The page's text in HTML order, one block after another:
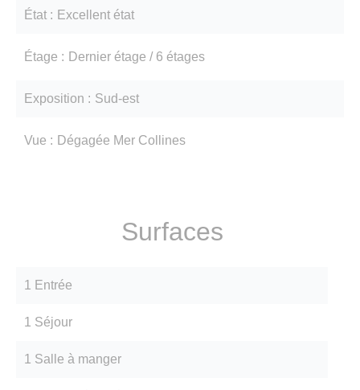
État Excellent état
Étage Dernier étage / 6 étages
Exposition Sud-est
Vue Dégagée Mer Collines
Surfaces
1 Entrée
1 Séjour
1 Salle à manger